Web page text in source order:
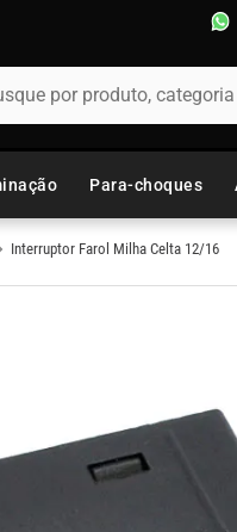
por produto, categoria ou
Para-choques
Interruptor Farol Milha Celta 12/16
BUSCADOS